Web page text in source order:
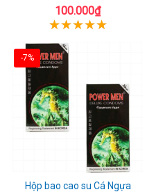
cảm
100.000₫
-7%
Hộp bao cao su Cá Ngựa